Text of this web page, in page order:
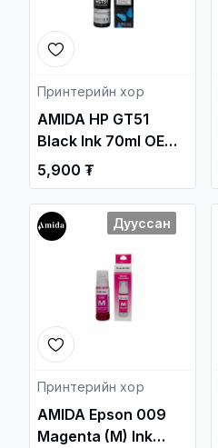
Принтерийн хор
AMIDA HP GT51
Black Ink 70ml OEM
/HP Smart Tank 520,
580, 670, 720, 750
Printer series/ /
Принтерийн хор /
5,900 ₮
Дууссан
Принтерийн хор
AMIDA Epson 009
Magenta (M) Ink